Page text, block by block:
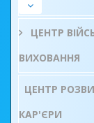
ЦЕНТР
ВИХОВАННЯ
ЦЕНТР
КАР'ЄРИ